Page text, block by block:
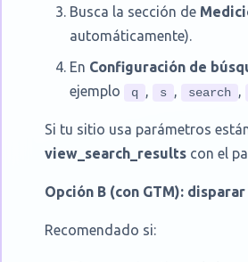
Busca la sección de
automáticamente).
En Configuración de
ejemplo
q , s , search ,
Si tu sitio usa parámetros
view_search_results con el
Opción B (con GTM):
Recomendado si: